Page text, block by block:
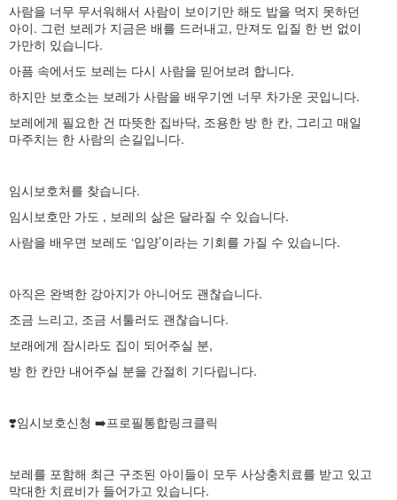
사람을 너무 무서워해서 사람이 보이기만 해도 밥을 먹지 못하던
아이. 그런 보레가 지금은 배를 드러내고, 만져도 입질 한 번 없이
가만히 있습니다.
아픔 속에서도 보레는 다시 사람을 믿어보려 합니다.
하지만 보호소는 보레가 사람을 배우기엔 너무 차가운 곳입니다.
보레에게 필요한 건 따뜻한 집바닥, 조용한 방 한 칸, 그리고 매일
마주치는 한 사람의 손길입니다.
임시보호처를 찾습니다.
임시보호만 가도 , 보레의 삶은 달라질 수 있습니다.
사람을 배우면 보레도 ‘입양’이라는 기회를 가질 수 있습니다.
아직은 완벽한 강아지가 아니어도 괜찮습니다.
조금 느리고, 조금 서툴러도 괜찮습니다.
보래에게 잠시라도 집이 되어주실 분,
방 한 칸만 내어주실 분을 간절히 기다립니다.
❣️임시보호신청 ➡️프로필통합링크클릭
보레를 포함해 최근 구조된 아이들이 모두 사상충치료를 받고 있고
막대한 치료비가 들어가고 있습니다.